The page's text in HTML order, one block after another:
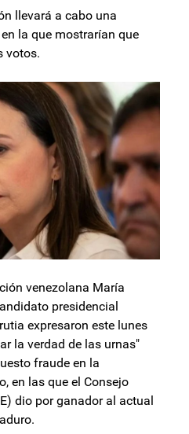
llevará a cabo una
la que mostrarían que
votos.
venezolana María
presidencial
expresaron este lunes
la verdad de las urnas"
fraude en la
en las que el Consejo
dio por ganador al actual